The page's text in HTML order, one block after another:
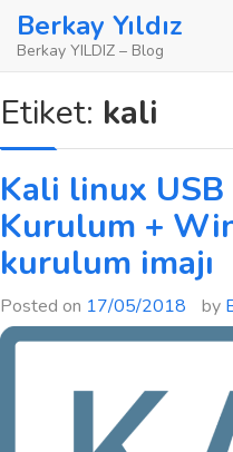
SkipBerkay Yıldız
Berkay YILDIZ – Blog
Etiket: kali
Kali linux USB
Kurulum +
kurulum imajı
Posted on 17/05/2018 by